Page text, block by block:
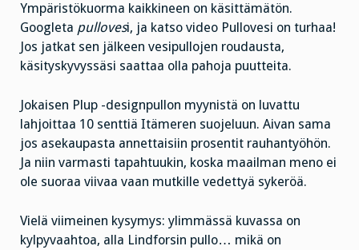
Ympäristökuorma kaikkineen on käsittämätön.
Googleta pullovesi, ja katso video Pullovesi on turhaa!
Jos jatkat sen jälkeen vesipullojen roudausta,
käsityskyvyssäsi saattaa olla pahoja puutteita.
Jokaisen Plup -designpullon myynistä on luvattu
lahjoittaa 10 senttiä Itämeren suojeluun. Aivan sama
jos asekaupasta annettaisiin prosentit rauhantyöhön.
Ja niin varmasti tapahtuukin, koska maailman meno ei
ole suoraa viivaa vaan mutkille vedettyä sykeröä.
Vielä viimeinen kysymys: ylimmässä kuvassa on
kylpyvaahtoa, alla Lindforsin pullo… mikä on